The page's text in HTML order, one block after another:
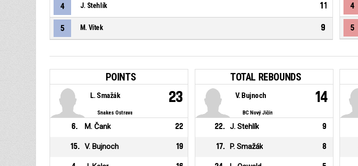
4 J. Stehlík 11
5 M. Vítek 9
4
5
POINTS
Snakes Ostrava
L. Smažák 23
6. M. Čank 22
15. V. Bujnoch 19
TOTAL REBOUNDS
BC Nový Jičín
V. Bujnoch 14
22. J. Stehlík 9
17. P. Smažák 8